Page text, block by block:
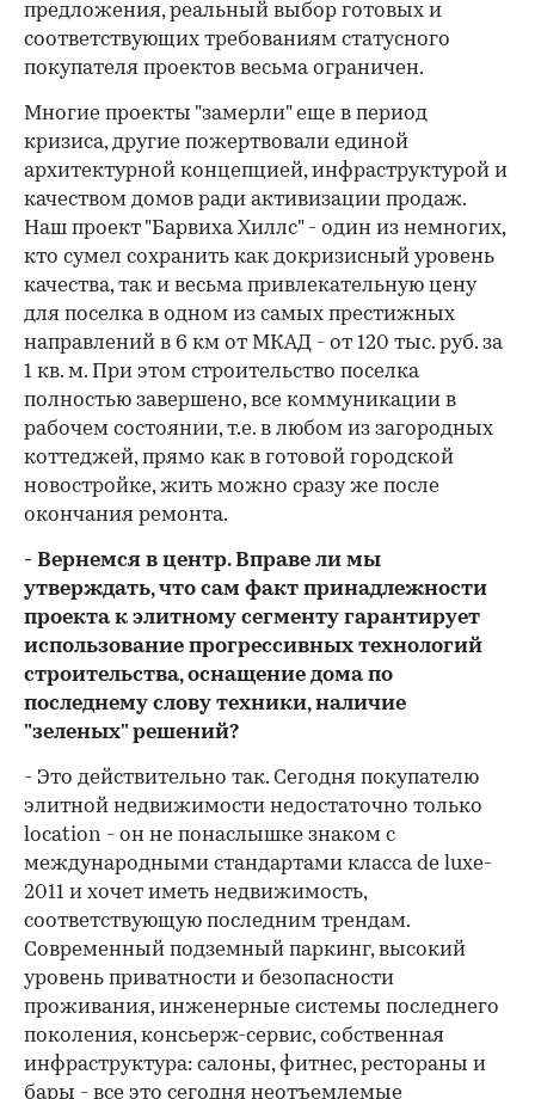
предложения, реальный выбор готовых и
соответствующих требованиям статусного
покупателя проектов весьма ограничен.
Многие проекты "замерли" еще в период
кризиса, другие пожертвовали единой
архитектурной концепцией, инфраструктурой и
качеством домов ради активизации продаж.
Наш проект "Барвиха Хиллс" - один из немногих,
кто сумел сохранить как докризисный уровень
качества, так и весьма привлекательную цену
для поселка в одном из самых престижных
направлений в 6 км от МКАД - от 120 тыс. руб. за
1 кв. м. При этом строительство поселка
полностью завершено, все коммуникации в
рабочем состоянии, т.е. в любом из загородных
коттеджей, прямо как в готовой городской
новостройке, жить можно сразу же после
окончания ремонта.
- Вернемся в центр. Вправе ли мы
утверждать, что сам факт принадлежности
проекта к элитному сегменту гарантирует
использование прогрессивных технологий
строительства, оснащение дома по
последнему слову техники, наличие
"зеленых" решений?
- Это действительно так. Сегодня покупателю
элитной недвижимости недостаточно только
location - он не понаслышке знаком с
международными стандартами класса de luxe-
2011 и хочет иметь недвижимость,
соответствующую последним трендам.
Современный подземный паркинг, высокий
уровень приватности и безопасности
проживания, инженерные системы последнего
поколения, консьерж-сервис, собственная
инфраструктура: салоны, фитнес, рестораны и
бары - все это сегодня неотъемлемые